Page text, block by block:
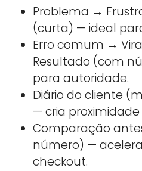
Problema →
(curta) — ideal
Erro comum →
Resultado (com
para autoridade.
Diário do cliente
— cria proximidade
Comparação
número) —
checkout.